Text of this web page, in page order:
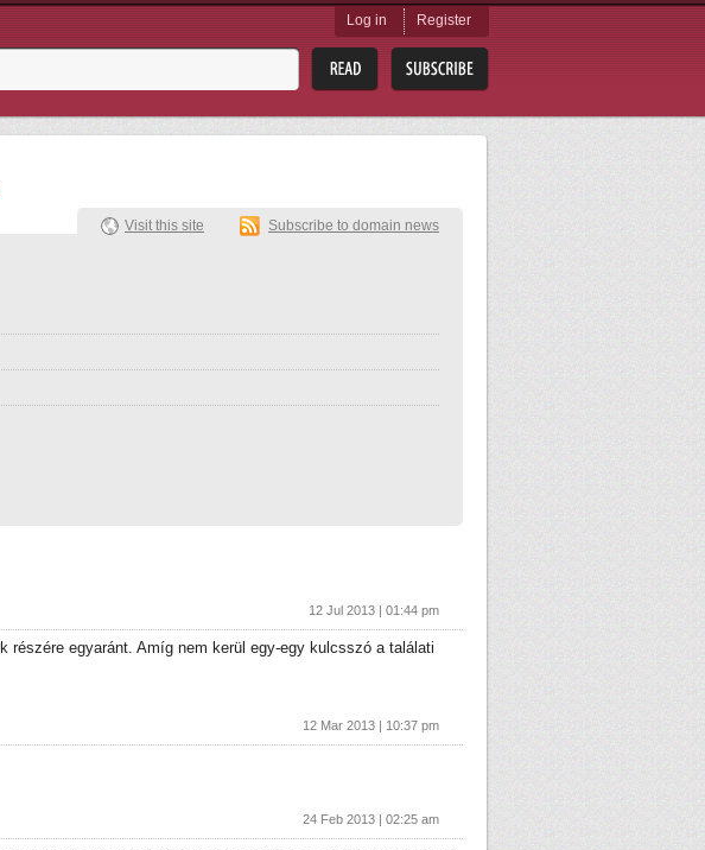
Log in Register
Visit this site Subscribe to domain news
12 Jul 2013 | 01:44 pm
részére egyaránt. Amíg nem kerül egy-egy kulcsszó a találati
12 Mar 2013 | 10:37 pm
24 Feb 2013 | 02:25 am